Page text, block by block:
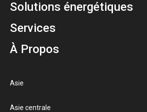
Solutions énergétiques
Services
À Propos
Asie
Asie centrale